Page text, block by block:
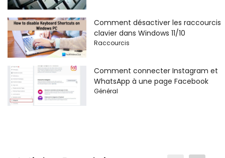
Comment désactiver les raccourcis
clavier dans Windows 11/10
Raccourcis
Comment connecter Instagram et
WhatsApp à une page Facebook
Général